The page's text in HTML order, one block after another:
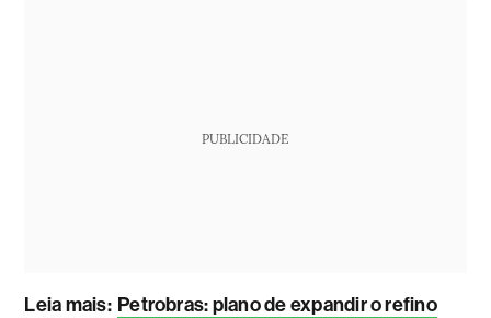
PUBLICIDADE
Leia mais: Petrobras: plano de expandir o refino